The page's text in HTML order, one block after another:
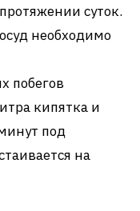
суток.
необходимо
побегов
кипятка и
под
на